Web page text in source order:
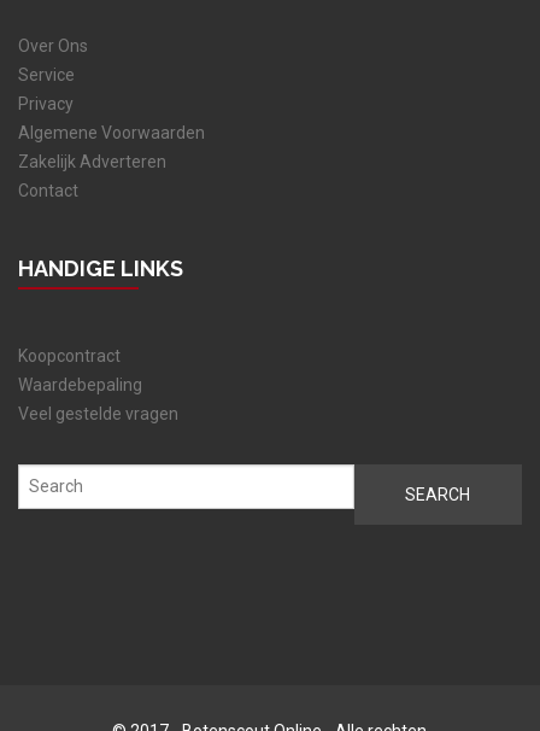
Over Ons
Service
Privacy
Algemene Voorwaarden
Zakelijk Adverteren
Contact
HANDIGE LINKS
Koopcontract
Waardebepaling
Veel gestelde vragen